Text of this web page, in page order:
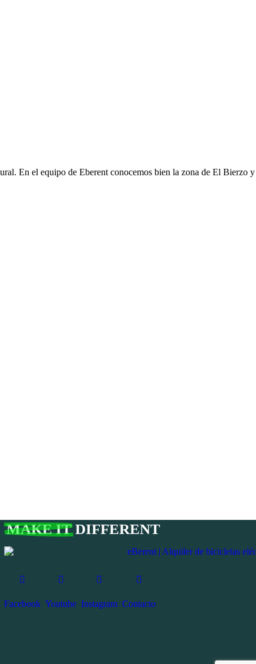
En el equipo de Eberent conocemos bien la zona de El Bierzo y
MAKE ITDIFFERENT
Facebook Youtube Instagram Contacto